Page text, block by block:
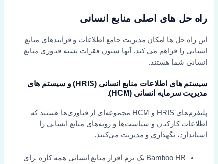
راه حل های اصلی منابع انسانی
این راه حل ها امکان مدیریت جامع اطلاعات و فرآیندهای منابع
انسانی را فراهم می کند. آنها ستون فقرات پشته فناوری منابع
انسانی شما هستند.
سیستم های اطلاعات منابع انسانی (HRIS) و سیستم های
مدیریت سرمایه انسانی (HCM).
پلتفرم‌های HRIS و HCM مجموعه‌ای از فناوری‌ها هستند که
اطلاعات کارکنان و سیاست‌ها و رویه‌های منابع انسانی را
استاندارد، نگهداری و مدیریت می‌کنند.
Bamboo HR یک نرم افزار منابع انسانی همه کاره برای